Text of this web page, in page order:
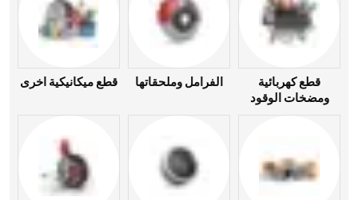
قطع ميكانيكية اخرى الفرامل وملحقاتها
قطع كهربائية
ومضخات الوقود